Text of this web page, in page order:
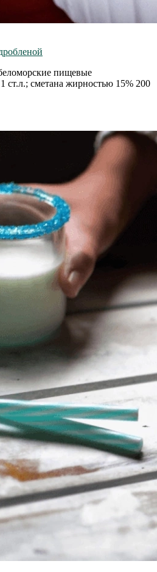
пищевые
сметана жирностью 15% 200